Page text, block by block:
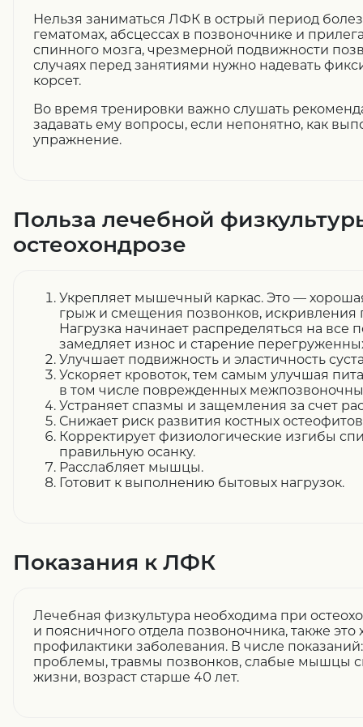
Нельзя заниматься ЛФК в острый период
гематомах, абсцессах в позвоночнике и
спинного мозга, чрезмерной подвижности
случаях перед занятиями нужно надевать
корсет.
Во время тренировки важно слушать
задавать ему вопросы, если непонятно, как
упражнение.
Польза лечебной
остеохондрозе
Укрепляет мышечный каркас. Это —
грыж и смещения позвонков, искривления
Нагрузка начинает распределяться на все
замедляет износ и старение
Улучшает подвижность и эластичность
Ускоряет кровоток, тем самым улучшая
в том числе поврежденных
Устраняет спазмы и защемления за счет
Снижает риск развития костных
Корректирует физиологические изгибы
правильную осанку.
Расслабляет мышцы.
Готовит к выполнению бытовых нагрузок.
Показания к ЛФК
Лечебная физкультура необходима при
и поясничного отдела позвоночника, также
профилактики заболевания. В числе
проблемы, травмы позвонков, слабые мышцы
жизни, возраст старше 40 лет.